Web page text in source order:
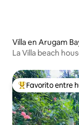
Villa en Arugam
La Villa beach
De los mejores
Favorito entre